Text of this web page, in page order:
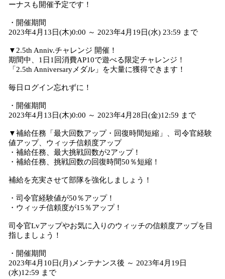
ーナスも開催予定です！
・開催期間
2023年4月13日(木)0:00 ～ 2023年4月19日(水) 23:59 まで
▼2.5th Anniv.チャレンジ 開催！
期間中、1日1回消費AP10で遊べる限定チャレンジ！
「2.5th Anniversaryメダル」を大量に獲得できます！
毎日ログイン忘れずに！
・開催期間
2023年4月13日(木)0:00 ～ 2023年4月28日(金)12:59 まで
▼補給任務「最大回数アップ・回復時間短縮」、司令官経験
値アップ、ウィッチ信頼度アップ
・補給任務、最大挑戦回数が2アップ！
・補給任務、挑戦回数の回復時間50％短縮！
補給を充実させて部隊を強化しましょう！
・司令官経験値が50％アップ！
・ウィッチ信頼度が15％アップ！
司令官Lvアップやお気に入りのウィッチの信頼度アップを目
指しましょう！
・開催期間
2023年4月10日(月)メンテナンス後 ～ 2023年4月19日
(水)12:59 まで